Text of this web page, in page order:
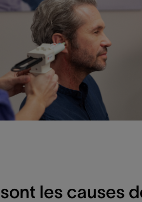
les causes